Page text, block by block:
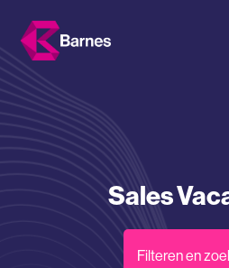
Sales
Filteren en